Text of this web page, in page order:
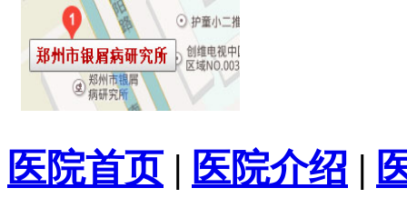
医院首页| 医院介绍 |